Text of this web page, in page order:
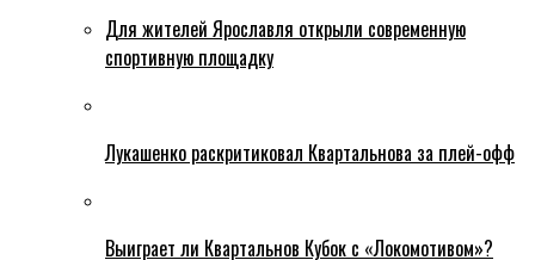
Для жителей Ярославля открыли современную
спортивную площадку
Лукашенко раскритиковал Квартальнова за плей-офф
Выиграет ли Квартальнов Кубок с «Локомотивом»?